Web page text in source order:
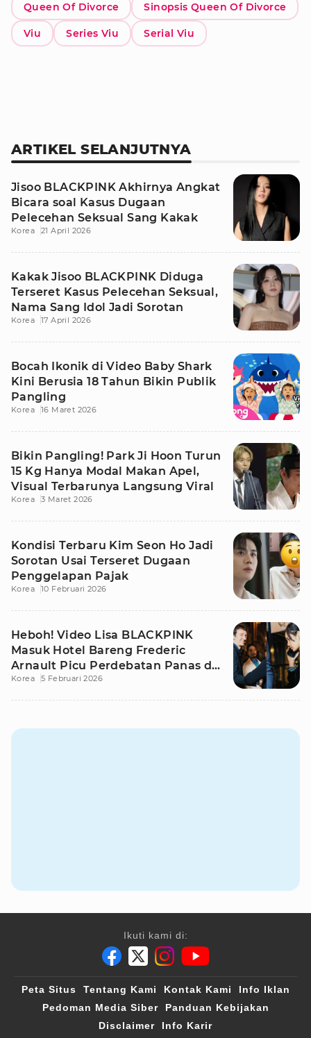
Queen Of Divorce Sinopsis Queen Of Divorce
Viu Series Viu Serial Viu
ARTIKEL SELANJUTNYA
Jisoo BLACKPINK Akhirnya Angkat
Bicara soal Kasus Dugaan
Pelecehan Seksual Sang Kakak
Korea 21 April 2026
Kakak Jisoo BLACKPINK Diduga
Terseret Kasus Pelecehan Seksual,
Nama Sang Idol Jadi Sorotan
Korea 17 April 2026
Bocah Ikonik di Video Baby Shark
Kini Berusia 18 Tahun Bikin Publik
Pangling
Korea 16 Maret 2026
Bikin Pangling! Park Ji Hoon Turun
15 Kg Hanya Modal Makan Apel,
Visual Terbarunya Langsung Viral
Korea 3 Maret 2026
Kondisi Terbaru Kim Seon Ho Jadi
Sorotan Usai Terseret Dugaan
Penggelapan Pajak
Korea 10 Februari 2026
Heboh! Video Lisa BLACKPINK
Masuk Hotel Bareng Frederic
Arnault Picu Perdebatan Panas di
Medsos
Korea 5 Februari 2026
Ikuti kami di:
Peta Situs Tentang Kami Kontak Kami
Info Iklan
Pedoman Media Siber
Panduan Kebijakan
Disclaimer
Info Karir